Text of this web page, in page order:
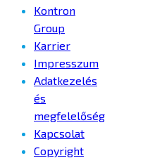
Kontron
Group
Karrier
Impresszum
Adatkezelés
és
megfelelőség
Kapcsolat
Copyright